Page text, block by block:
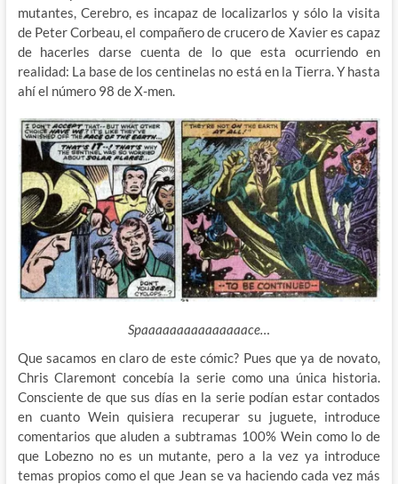
mutantes, Cerebro, es incapaz de localizarlos y sólo la visita
de Peter Corbeau, el compañero de crucero de Xavier es capaz
de hacerles darse cuenta de lo que esta ocurriendo en
realidad: La base de los centinelas no está en la Tierra. Y hasta
ahí el número 98 de X-men.
Spaaaaaaaaaaaaaaace…
Que sacamos en claro de este cómic? Pues que ya de novato,
Chris Claremont concebía la serie como una única historia.
Consciente de que sus días en la serie podían estar contados
en cuanto Wein quisiera recuperar su juguete, introduce
comentarios que aluden a subtramas 100% Wein como lo de
que Lobezno no es un mutante, pero a la vez ya introduce
temas propios como el que Jean se va haciendo cada vez más